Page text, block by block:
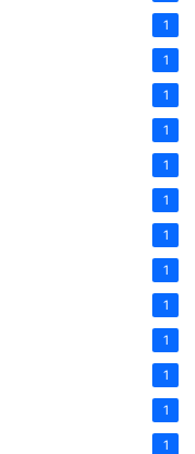
1
1
1
1
1
1
1
1
1
1
1
1
1